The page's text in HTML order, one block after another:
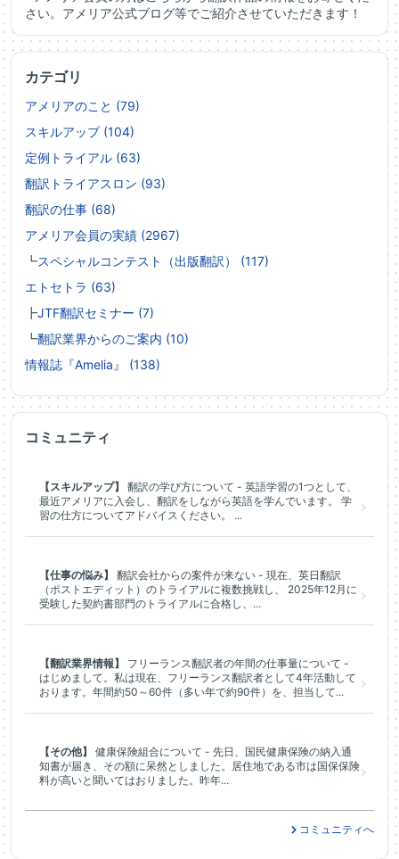
さい。アメリア公式ブログ等でご紹介させていただきます！
カテゴリ
アメリアのこと (79)
スキルアップ (104)
定例トライアル (63)
翻訳トライアスロン (93)
翻訳の仕事 (68)
アメリア会員の実績 (2967)
┗スペシャルコンテスト（出版翻訳） (117)
エトセトラ (63)
┣JTF翻訳セミナー (7)
┗翻訳業界からのご案内 (10)
情報誌『Amelia』 (138)
コミュニティ
【スキルアップ】
翻訳の学び方について - 英語学習の1つとして、
最近アメリアに入会し、翻訳をしながら英語を学んでいます。 学
習の仕方についてアドバイスください。 ...
【仕事の悩み】
翻訳会社からの案件が来ない - 現在、英日翻訳
（ポストエディット）のトライアルに複数挑戦し、 2025年12月に
受験した契約書部門のトライアルに合格し、...
【翻訳業界情報】
フリーランス翻訳者の年間の仕事量について -
はじめまして。私は現在、フリーランス翻訳者として4年活動して
おります。年間約50～60件（多い年で約90件）を、担当して...
【その他】
健康保険組合について - 先日、国民健康保険の納入通
知書が届き、その額に呆然としました。居住地である市は国保保険
料が高いと聞いてはおりました。昨年...
コミュニティへ